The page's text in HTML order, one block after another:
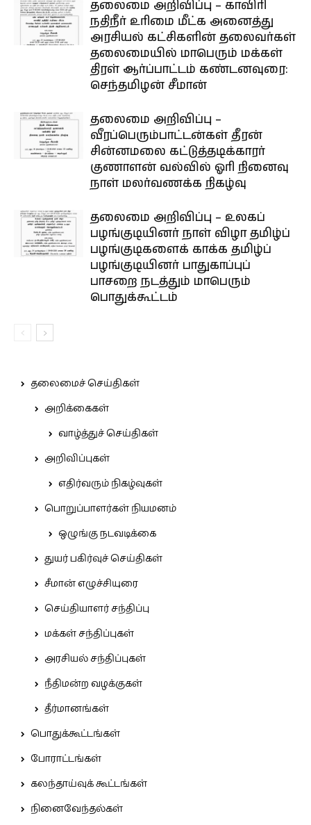
தலைமை அறிவிப்பு – காவிரி
நதிநீர் உரிமை மீட்க அனைத்து
அரசியல் கட்சிகளின் தலைவர்கள்
தலைமையில் மாபெரும் மக்கள்
திரள் ஆர்ப்பாட்டம் கண்டனவுரை:
செந்தமிழன் சீமான்
தலைமை அறிவிப்பு –
வீரப்பெரும்பாட்டன்கள் தீரன்
சின்னமலை கட்டுத்தடிக்காரர்
குணாளன் வல்வில் ஓரி நினைவு
நாள் மலர்வணக்க நிகழ்வு
தலைமை அறிவிப்பு – உலகப்
பழங்குடியினர் நாள் விழா தமிழ்ப்
பழங்குடிகளைக் காக்க தமிழ்ப்
பழங்குடியினர் பாதுகாப்புப்
பாசறை நடத்தும் மாபெரும்
பொதுக்கூட்டம்
தலைமைச் செய்திகள்
அறிக்கைகள்
வாழ்த்துச் செய்திகள்
அறிவிப்புகள்
எதிர்வரும் நிகழ்வுகள்
பொறுப்பாளர்கள் நியமனம்
ஒழுங்கு நடவடிக்கை
துயர் பகிர்வுச் செய்திகள்
சீமான் எழுச்சியுரை
செய்தியாளர் சந்திப்பு
மக்கள் சந்திப்புகள்
அரசியல் சந்திப்புகள்
நீதிமன்ற வழக்குகள்
தீர்மானங்கள்
பொதுக்கூட்டங்கள்
போராட்டங்கள்
கலந்தாய்வுக் கூட்டங்கள்
நினைவேந்தல்கள்